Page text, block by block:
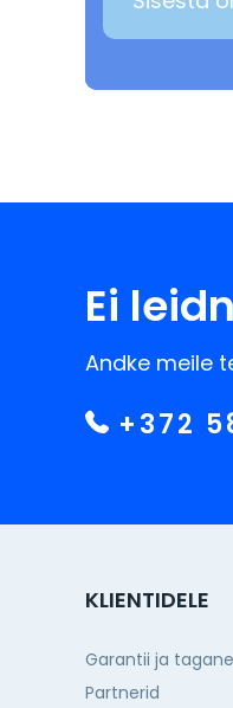
Ei
Andke meile
+372
KLIENTIDELE
Garantii ja
Partnerid